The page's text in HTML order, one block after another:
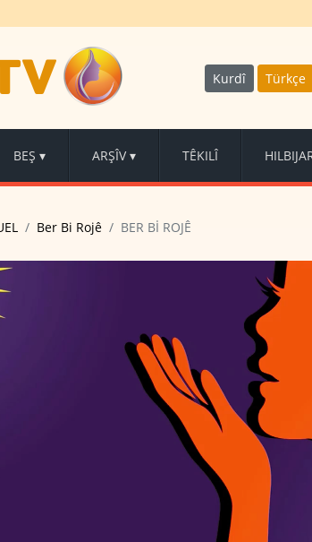
Kurdî Türkçe
BEŞ ▾ ARŞÎV ▾ TÊKILÎ
Ber Bi Rojê BER Bİ ROJÊ